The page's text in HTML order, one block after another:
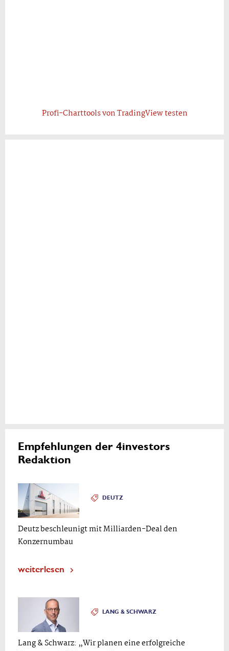
Profi-Charttools von TradingView testen
Empfehlungen der 4investors
Redaktion
DEUTZ
Deutz beschleunigt mit Milliarden-Deal den
Konzernumbau
weiterlesen
LANG & SCHWARZ
Lang & Schwarz: „Wir planen eine erfolgreiche